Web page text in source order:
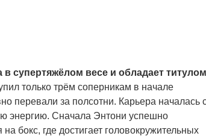
супертяжёлом весе и обладает титулом
только трём соперникам в начале
перевали за полсотни. Карьера началась
энергию. Сначала Энтони успешно
бокс, где достигает головокружительных